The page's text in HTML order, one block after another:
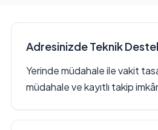
Adresinizde Teknik
Yerinde müdahale ile vakit
müdahale ve kayıtlı takip